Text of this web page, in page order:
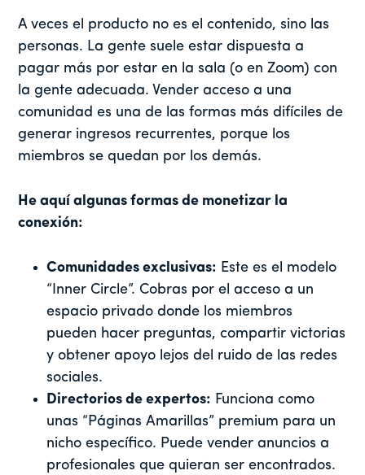
A veces el producto no es el contenido, sino las
personas. La gente suele estar dispuesta a
pagar más por estar en la sala (o en Zoom) con
la gente adecuada. Vender acceso a una
comunidad es una de las formas más difíciles de
generar ingresos recurrentes, porque los
miembros se quedan por los demás.
He aquí algunas formas de monetizar la
conexión:
Comunidades exclusivas: Este es el modelo
“Inner Circle”. Cobras por el acceso a un
espacio privado donde los miembros
pueden hacer preguntas, compartir victorias
y obtener apoyo lejos del ruido de las redes
sociales.
Directorios de expertos: Funciona como
unas “Páginas Amarillas” premium para un
nicho específico. Puede vender anuncios a
profesionales que quieran ser encontrados.